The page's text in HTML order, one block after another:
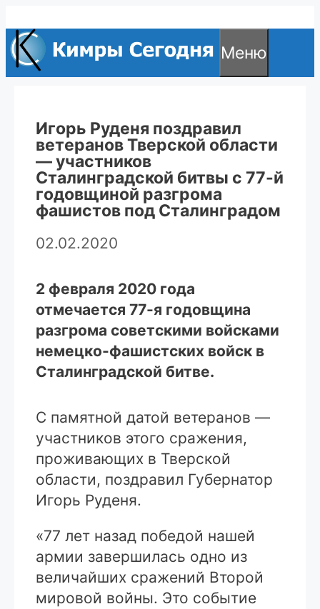
к
содержимому
Меню
Игорь Руденя поздравил
ветеранов Тверской области
— участников
Сталинградской битвы с 77-й
годовщиной разгрома
фашистов под Сталинградом
02.02.2020
2 февраля 2020 года
отмечается 77-я годовщина
разгрома советскими войсками
немецко-фашистских войск в
Сталинградской битве.
С памятной датой ветеранов —
участников этого сражения,
проживающих в Тверской
области, поздравил Губернатор
Игорь Руденя.
«77 лет назад победой нашей
армии завершилась одно из
величайших сражений Второй
мировой войны. Это событие